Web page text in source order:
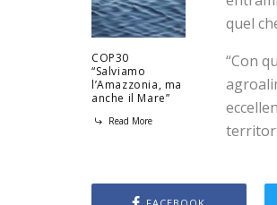
COP30
“Salviamo
l’Amazzonia, ma
anche il Mare”
Read More
quel
“Con